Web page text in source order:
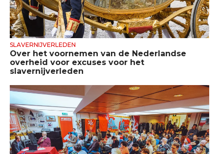
SLAVERNIJVERLEDEN
Over het voornemen van de Nederlandse
overheid voor excuses voor het
slavernijverleden